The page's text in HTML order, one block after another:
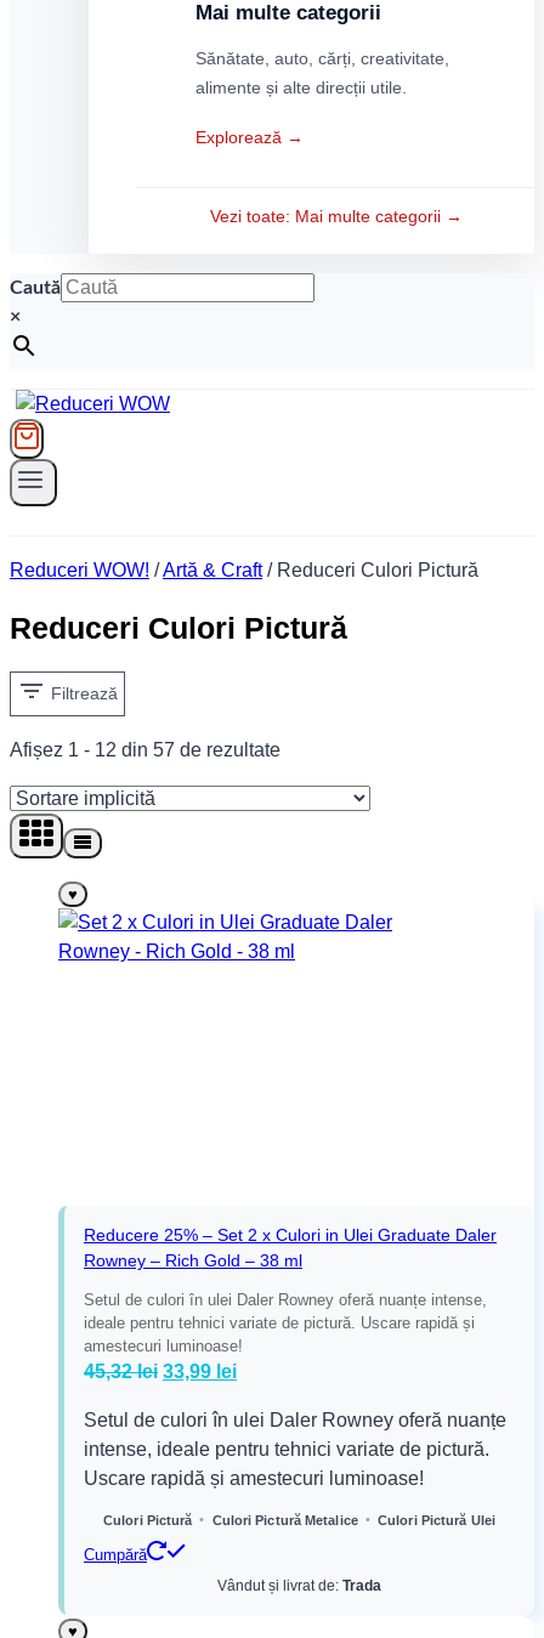
Mai multe categorii
Sănătate, auto, cărți, creativitate,
alimente și alte direcții utile.
Explorează →
Vezi toate: Mai multe categorii →
Caută
×
Reduceri WOW! /Artă & Craft/ Reduceri Culori Pictură
Reduceri Culori Pictură
Filtrează
Afișez 1 - 12 din 57 de rezultate
♥
Reducere 25% – Set 2 x Culori in Ulei Graduate Daler
Rowney – Rich Gold – 38 ml
Setul de culori în ulei Daler Rowney oferă nuanțe intense,
ideale pentru tehnici variate de pictură. Uscare rapidă și
amestecuri luminoase!
45,32lei Prețul
a
fost:
45,32 lei.
33,99 leiPrețul
este:
33,99 lei.
Setul de culori în ulei Daler Rowney oferă nuanțe
intense, ideale pentru tehnici variate de pictură.
Uscare rapidă și amestecuri luminoase!
Culori Pictură • Culori Pictură Metalice • Culori Pictură Ulei
Cumpără
Vândut și livrat de: Trada
♥